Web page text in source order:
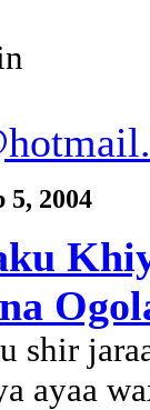
5, 2004
shir
ayaa